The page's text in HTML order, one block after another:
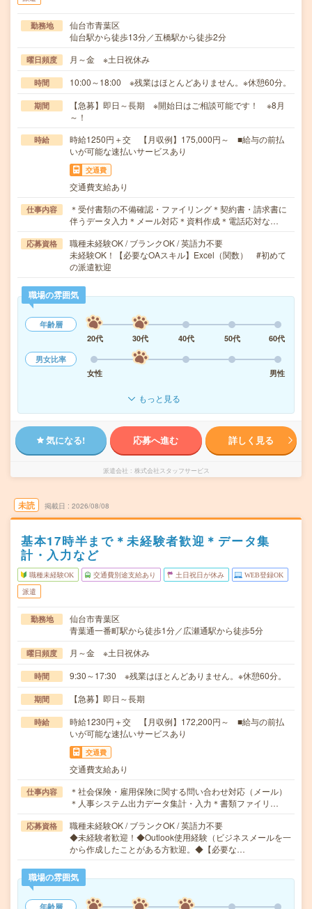
勤務地
仙台市青葉区
仙台駅から徒歩13分／五橋駅から徒歩2分
曜日頻度 月～金 ※土日祝休み
時間 10:00～18:00 ※残業はほとんどありません。※休憩60分。
期間
【急募】即日～長期 ※開始日はご相談可能です！ ※8月
～！
時給
時給1250円＋交 【月収例】175,000円～ ■給与の前払
いが可能な速払いサービスあり
交通費
交通費支給あり
仕事内容
＊受付書類の不備確認・ファイリング＊契約書・請求書に
伴うデータ入力＊メール対応＊資料作成＊電話応対な…
応募資格
職種未経験OK / ブランクOK / 英語力不要
未経験OK！【必要なOAスキル】Excel（関数） #初めて
の派遣歓迎
職場の雰囲気
年齢層
20代
30代 40代 50代
60代
男女比率
女性
男性
もっと見る
気になる! 応募へ進む 詳しく見る
派遣会社 株式会社スタッフサービス
未読 掲載日 2026/08/08
基本17時半まで＊未経験者歓迎＊データ集
計・入力など
職種未経験OK 交通費別途支給あり 土日祝日が休み WEB登録OK
派遣
勤務地
仙台市青葉区
青葉通一番町駅から徒歩1分／広瀬通駅から徒歩5分
曜日頻度 月～金 ※土日祝休み
時間 9:30～17:30 ※残業はほとんどありません。※休憩60分。
期間 【急募】即日～長期
時給
時給1230円＋交 【月収例】172,200円～ ■給与の前払
いが可能な速払いサービスあり
交通費
交通費支給あり
仕事内容
＊社会保険・雇用保険に関する問い合わせ対応（メール）
＊人事システム出力データ集計・入力＊書類ファイリ…
応募資格
職種未経験OK / ブランクOK / 英語力不要
◆未経験者歓迎！◆Outlook使用経験（ビジネスメールを一
から作成したことがある方歓迎。◆【必要な…
職場の雰囲気
年齢層